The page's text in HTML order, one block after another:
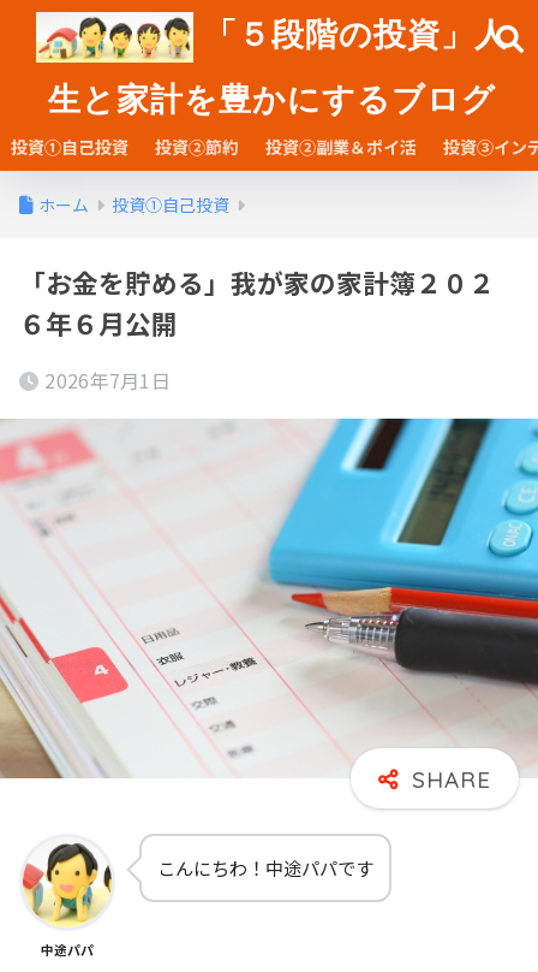
「５段階の投資」人
生と家計を豊かにするブログ
投資①自己投資 投資②節約 投資②副業＆ポイ活 投資③イン
ホーム 投資①自己投資
「お金を貯める」我が家の家計簿２０２
６年６月公開
2026年7月1日
中途パパ
こんにちわ！中途パパです